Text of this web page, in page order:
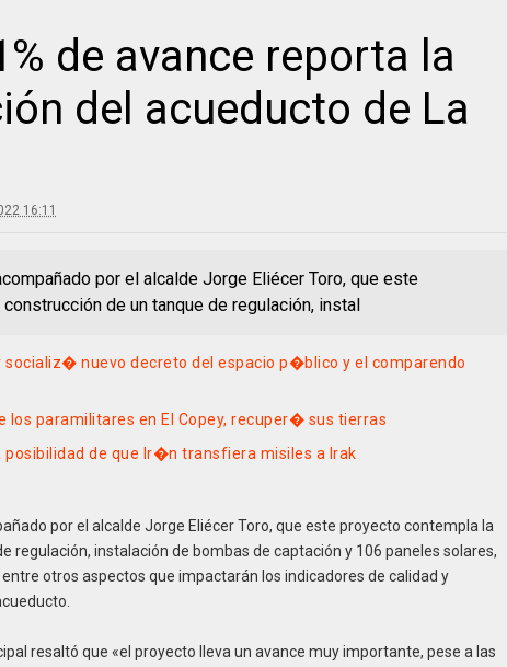
de avance reporta la
del acueducto de La
16:11
por el alcalde Jorge Eliécer Toro, que este
de un tanque de regulación, instal
nuevo decreto del espacio p�blico y el comparendo
los paramilitares en El Copey, recuper� sus tierras
posibilidad de que Ir�n transfiera misiles a Irak
por el alcalde Jorge Eliécer Toro, que este proyecto contempla la
regulación, instalación de bombas de captación y 106 paneles solares,
otros aspectos que impactarán los indicadores de calidad y
resaltó que «el proyecto lleva un avance muy importante, pese a las